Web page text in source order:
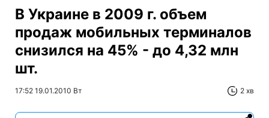
В Украине в 2009 г. объем
продаж мобильных терминалов
снизился на 45% - до 4,32 млн
шт.
17:52 19.01.2010 Вт 2 хв